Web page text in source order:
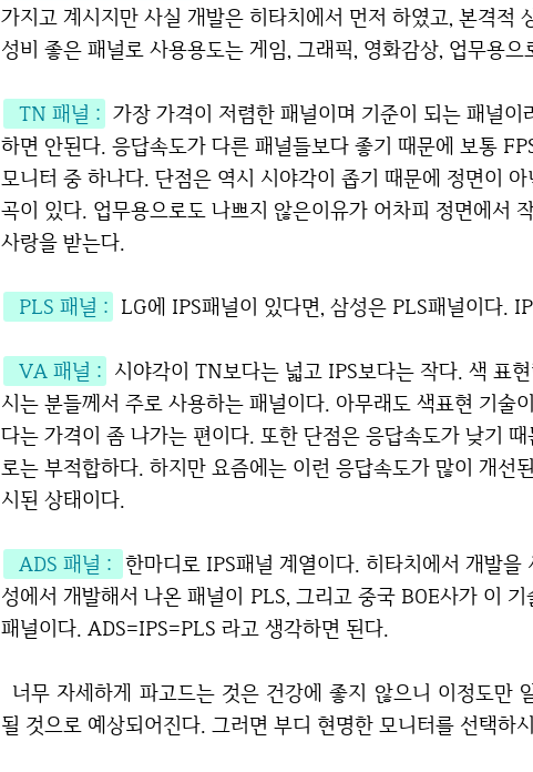
가지고 계시지만 사실 개발은 히타치에서 먼저 하였고, 본격적
성비 좋은 패널로 사용용도는 게임, 그래픽, 영화감상, 업무용
TN 패널 : 가장 가격이 저렴한 패널이며 기준이 되는 패널
하면 안된다. 응답속도가 다른 패널들보다 좋기 때문에 보통
모니터 중 하나다. 단점은 역시 시야각이 좁기 때문에 정면이
곡이 있다. 업무용으로도 나쁘지 않은이유가 어차피 정면에서
사랑을 받는다.
PLS 패널 : LG에 IPS패널이 있다면, 삼성은 PLS패널이다.
VA 패널 : 시야각이 TN보다는 넓고 IPS보다는 작다. 색 표
시는 분들께서 주로 사용하는 패널이다. 아무래도 색표현 기술
다는 가격이 좀 나가는 편이다. 또한 단점은 응답속도가 낮기
로는 부적합하다. 하지만 요즘에는 이런 응답속도가 많이 개
시된 상태이다.
ADS 패널 : 한마디로 IPS패널 계열이다. 히타치에서 개발
성에서 개발해서 나온 패널이 PLS, 그리고 중국 BOE사가 이
패널이다. ADS=IPS=PLS 라고 생각하면 된다.
너무 자세하게 파고드는 것은 건강에 좋지 않으니 이정도만 알고 있어도 모니터 구매에 꽤 큰 도움이
될 것으로 예상되어진다. 그러면 부디 현명한 모니터를 선택하